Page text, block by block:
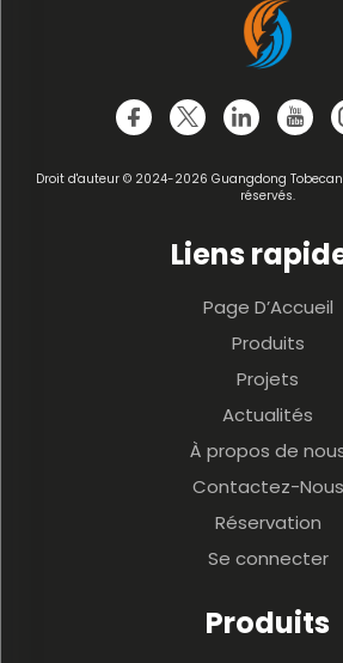
Droit d'auteur © 2024-2026 Guangdong Tobecan
réservés.
Liens
Page D’Accueil
Produits
Projets
Actualités
À propos de
Contactez-Nous
Réservation
Se connecter
Produits